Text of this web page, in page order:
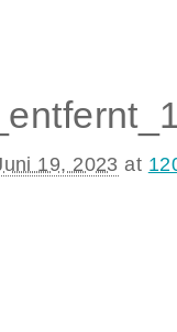
19, 2023 at